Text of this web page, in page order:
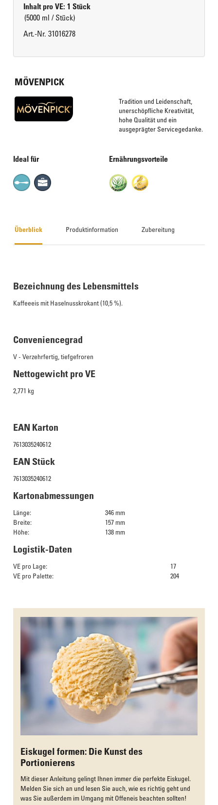
Inhalt pro VE: 1 Stück
(5000 ml / Stück)
Art.-Nr. 31016278
MÖVENPICK
Tradition und Leidenschaft,
unerschöpfliche Kreativität,
hohe Qualität und ein
ausgeprägter Servicegedanke.
Ideal für Ernährungsvorteile
Überblick Produktinformation Zubereitung
Bezeichnung des Lebensmittels
Kaffeeeis mit Haselnusskrokant (10,5 %).
Conveniencegrad
V - Verzehrfertig, tiefgefroren
Nettogewicht pro VE
2,771 kg
EAN Karton
7613035240612
EAN Stück
7613035240612
Kartonabmessungen
Länge:
346 mm
Breite:
157 mm
Höhe:
138 mm
Logistik-Daten
VE pro Lage:
17
VE pro Palette:
204
Eiskugel formen: Die Kunst des
Portionierens
Mit dieser Anleitung gelingt Ihnen immer die perfekte Eiskugel.
Melden Sie sich an und lesen Sie auch, wie es richtig geht und
was Sie außerdem im Umgang mit Offeneis beachten sollten!